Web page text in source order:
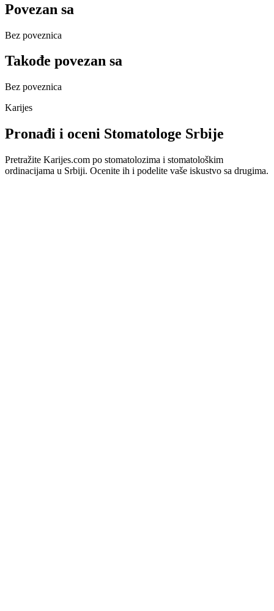
Povezan sa
Bez poveznica
Takođe povezan sa
Bez poveznica
Karijes
Pronađi i oceni Stomatologe Srbije
Pretražite Karijes.com po stomatolozima i stomatološkim
ordinacijama u Srbiji. Ocenite ih i podelite vaše iskustvo sa drugima.